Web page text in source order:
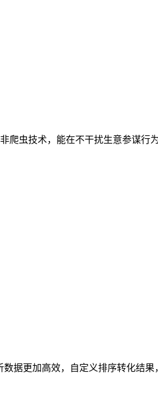
爬虫技术，能在不干扰生意参谋行
据更加高效，自定义排序转化结果